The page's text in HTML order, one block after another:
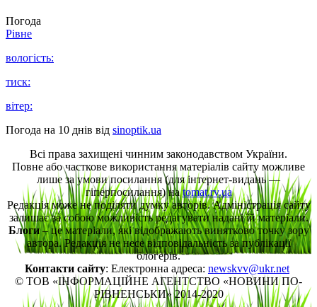
Погода
Рівне
вологість:
тиск:
вітер:
Погода на 10 днів від sinoptik.ua
Всі права захищені чинним законодавством України.
Повне або часткове використання матеріалів сайту можливе
лише за умови посилання (для інтернет-видань —
гіперпосилання) наtomat.rv.ua
Редакція може не поділяти думку авторів. Адміністрація сайту
залишає за собою можливість редагувати надані їй матеріали.
Блоги– це матеріали, які відображають винятково точку зору
автора. Редакція не несе відповідальність за публікації
блогерів.
Контакти сайту: Електронна адреса: newskvv@ukr.net
© ТОВ «ІНФОРМАЦІЙНЕ АГЕНТСТВО «НОВИНИ ПО-
РІВНЕНСЬКИ» 2014-2020